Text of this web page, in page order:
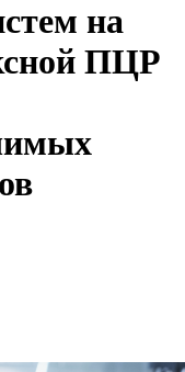
на
ПЦР